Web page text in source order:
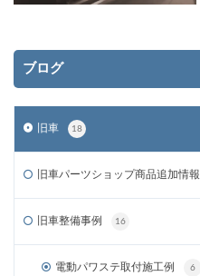
ブログ
旧車 18
旧車パーツショップ商品追加情報
旧車整備事例 16
電動パワステ取付施工例 6